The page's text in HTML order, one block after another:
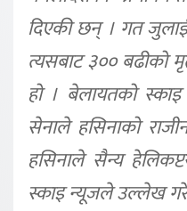
दिएकी छन् । गत
त्यसबाट ३०० बढीको
हो । बेलायतको
सेनाले हसिनाको
हसिनाले सैन्य
स्काइ न्यूजले उल्लेख